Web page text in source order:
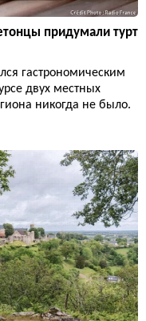
придумали турт
гастрономическим
двух местных
никогда не было.